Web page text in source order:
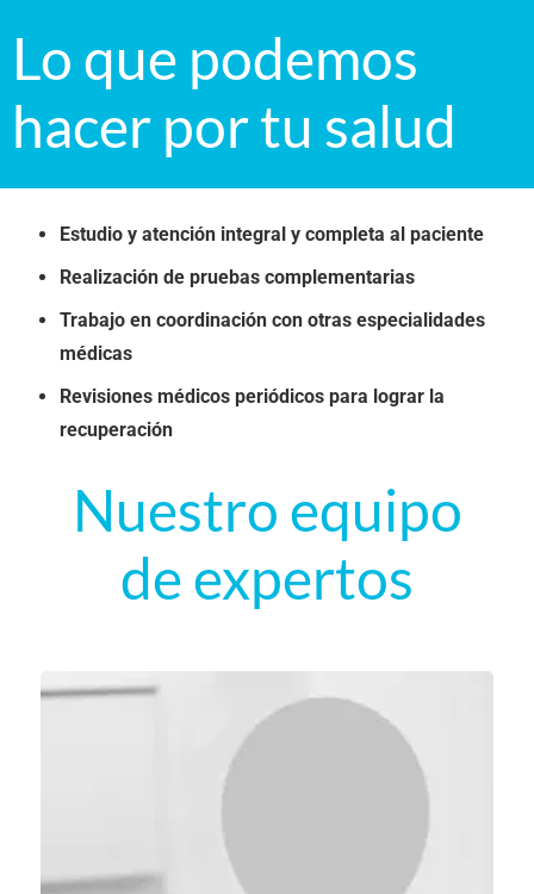
Lo que podemos
hacer por tu salud
Estudio y atención integral y completa al paciente
Realización de pruebas complementarias
Trabajo en coordinación con otras especialidades
médicas
Revisiones médicos periódicos para lograr la
recuperación
Nuestro equipo
de expertos